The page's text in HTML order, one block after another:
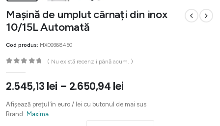
Mașină de umplut cârnați din inox
10/15L Automată
Cod produs: MX09368450
( Nu există recenzii până acum. )
2.545,13 lei – 2.650,94 lei
Afișează prețul în euro / lei cu butonul de mai sus
Brand: Maxima